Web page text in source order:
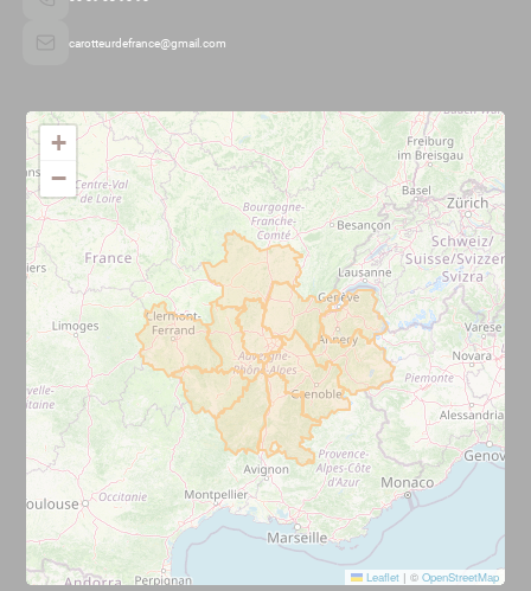
carotteurdefrance@gmail.com
+
−
Leaflet | © OpenStreetMap